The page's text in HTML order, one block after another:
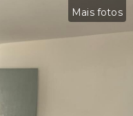
Mais fotos